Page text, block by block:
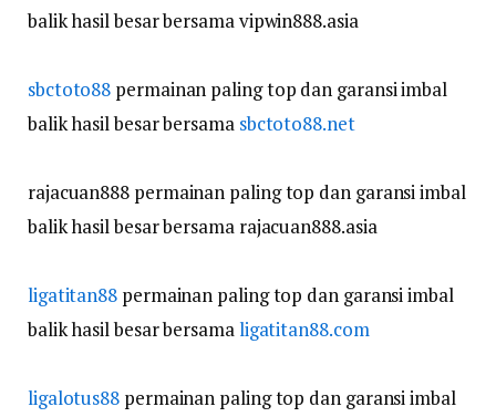
balik hasil besar bersama vipwin888.asia
sbctoto88 permainan paling top dan garansi imbal
balik hasil besar bersama sbctoto88.net
rajacuan888 permainan paling top dan garansi imbal
balik hasil besar bersama rajacuan888.asia
ligatitan88 permainan paling top dan garansi imbal
balik hasil besar bersamaligatitan88.com
ligalotus88 permainan paling top dan garansi imbal